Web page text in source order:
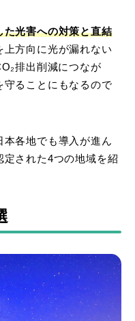
た光害への対策と直結
方向に光が漏れない
排出削減につなが
守ることにもなるので
本各地でも導入が進ん
定された4つの地域を紹